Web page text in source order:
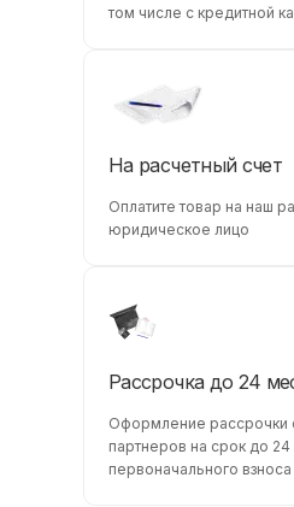
том числе с кредитной
На расчетный счет
Оплатите товар на наш
юридическое лицо
Рассрочка до 24
Оформление рассрочки
партнеров на срок до
первоначального взноса